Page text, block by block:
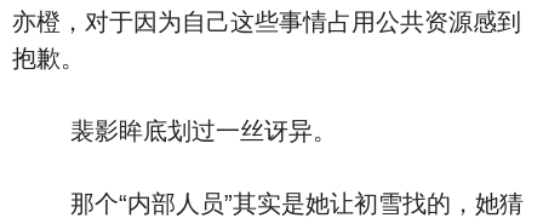
亦橙，对于因为自己这些事情占用公共资源感到
抱歉。
裴影眸底划过一丝讶异。
那个“内部人员”其实是她让初雪找的，她猜